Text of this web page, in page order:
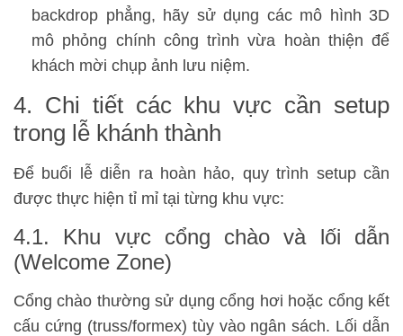
backdrop phẳng, hãy sử dụng các mô hình 3D
mô phỏng chính công trình vừa hoàn thiện để
khách mời chụp ảnh lưu niệm.
4. Chi tiết các khu vực cần setup
trong lễ khánh thành
Để buổi lễ diễn ra hoàn hảo, quy trình setup cần
được thực hiện tỉ mỉ tại từng khu vực:
4.1. Khu vực cổng chào và lối dẫn
(Welcome Zone)
Cổng chào thường sử dụng cổng hơi hoặc cổng kết
cấu cứng (truss/formex) tùy vào ngân sách. Lối dẫn